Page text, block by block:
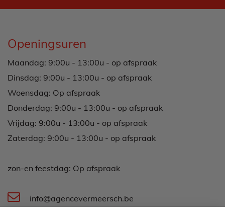
Openingsuren
Maandag: 9:00u - 13:00u - op afspraak
Dinsdag: 9:00u - 13:00u - op afspraak
Woensdag: Op afspraak
Donderdag: 9:00u - 13:00u - op afspraak
Vrijdag: 9:00u - 13:00u - op afspraak
Zaterdag: 9:00u - 13:00u - op afspraak
zon-en feestdag: Op afspraak
info@agencevermeersch.be